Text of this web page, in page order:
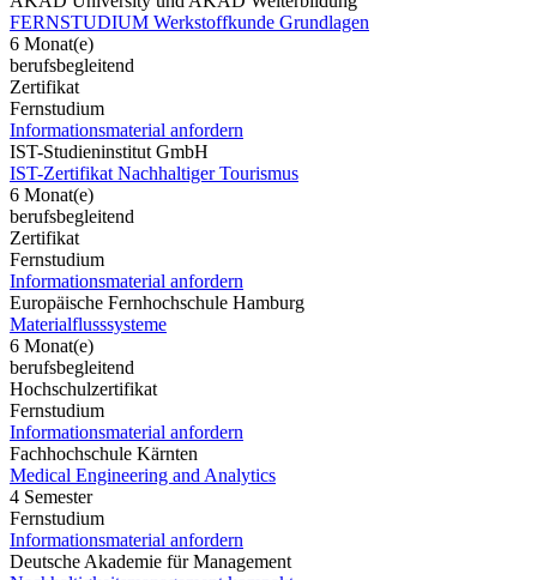
FERNSTUDIUM Werkstoffkunde Grundlagen
6 Monat(e)
berufsbegleitend
Zertifikat
Fernstudium
Informationsmaterial anfordern
IST-Studieninstitut GmbH
IST-Zertifikat Nachhaltiger Tourismus
6 Monat(e)
berufsbegleitend
Zertifikat
Fernstudium
Informationsmaterial anfordern
Europäische Fernhochschule Hamburg
Materialflusssysteme
6 Monat(e)
berufsbegleitend
Hochschulzertifikat
Fernstudium
Informationsmaterial anfordern
Fachhochschule Kärnten
Medical Engineering and Analytics
4 Semester
Fernstudium
Informationsmaterial anfordern
Deutsche Akademie für Management